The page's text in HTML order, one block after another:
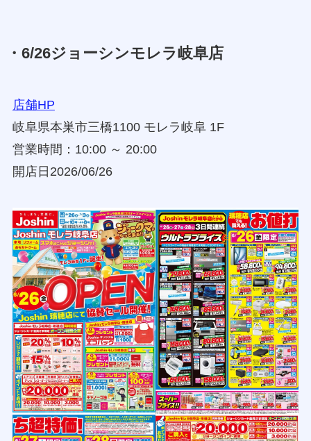
・6/26ジョーシンモレラ岐阜店
店舗HP
岐阜県本巣市三橋1100 モレラ岐阜 1F
営業時間：10:00 ～ 20:00
開店日2026/06/26